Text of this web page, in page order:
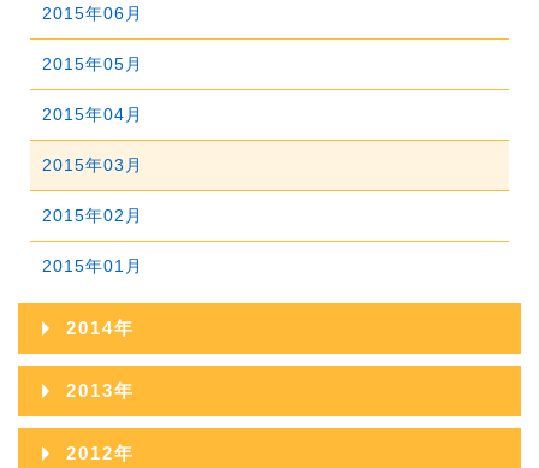
2019年01月
2018年02月
2018年01月
2017年03月
2017年02月
2017年01月
2015年06月
2015年05月
2015年04月
2015年03月
2015年02月
2015年01月
2014年
2014年12月
2014年11月
2013年
2013年12月
2012年